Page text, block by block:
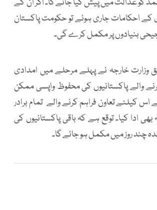
کو عدالت میں پیش کیا جائے گا۔ اگر ان کے
احکامات جاری ہوئے تو حکومت پاکستان
بنیادوں پر مکمل کرے گی۔
وزارت خارجہ نے پہلے مرحلے میں امدادی
والے پاکستانیوں کی محفوظ واپسی ممکن
اس کیلئے تعاون فراہم کرنے والے تمام برادر
ادا کیا۔ توقع ہے کہ باقی پاکستانیوں کی
چند روز میں مکمل ہو جائے گا۔